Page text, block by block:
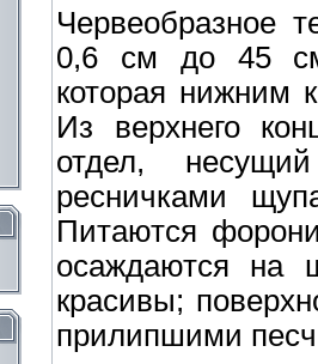
Червеобразное
0,6 см до 45 см
которая нижним
Из верхнего
отдел,
ресничками
Питаются
осаждаются на
красивы;
прилипшими